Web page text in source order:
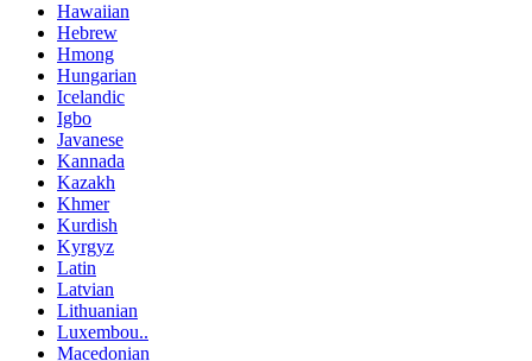
Hawaiian
Hebrew
Hmong
Hungarian
Icelandic
Igbo
Javanese
Kannada
Kazakh
Khmer
Kurdish
Kyrgyz
Latin
Latvian
Lithuanian
Luxembou..
Macedonian